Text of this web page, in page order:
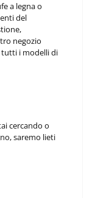
a legna o
del
negozio
i modelli di
cercando o
saremo lieti